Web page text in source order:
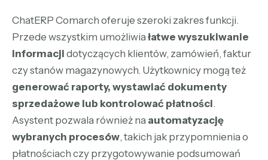
ChatERP Comarch oferuje szeroki zakres funkcji.
Przede wszystkim umożliwiałatwe wyszukiwanie
informacji dotyczących klientów, zamówień, faktur
czy stanów magazynowych. Użytkownicy mogą też
generować raporty, wystawiać dokumenty
sprzedażowe lub kontrolować płatności.
Asystent pozwala również na automatyzację
wybranych procesów, takich jak przypomnienia o
płatnościach czy przygotowywanie podsumowań